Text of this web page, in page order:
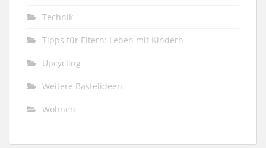
Technik
Tipps für Eltern: Leben mit Kindern
Upcycling
Weitere Bastelideen
Wohnen